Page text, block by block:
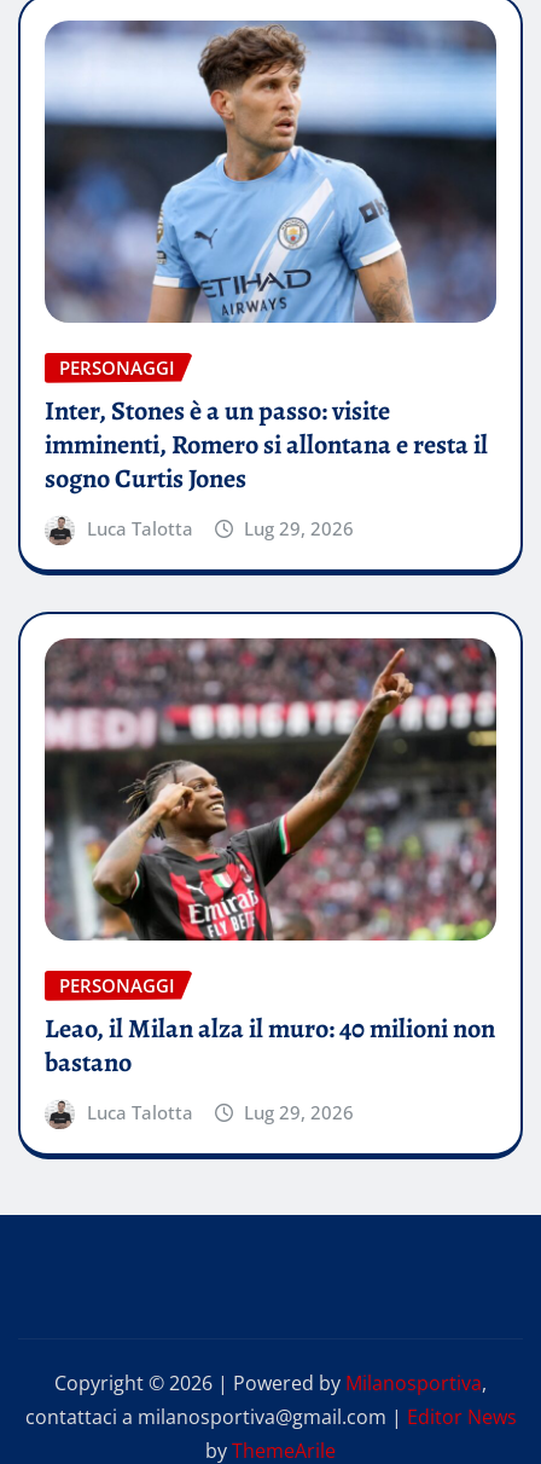
PERSONAGGI
Inter, Stones è a un passo: visite
imminenti, Romero si allontana e resta il
sogno Curtis Jones
Luca Talotta Lug 29, 2026
PERSONAGGI
Leao, il Milan alza il muro: 40 milioni non
bastano
Luca Talotta Lug 29, 2026
Copyright © 2026 | Powered by Milanosportiva,
contattaci a milanosportiva@gmail.com | Editor News
byThemeArile